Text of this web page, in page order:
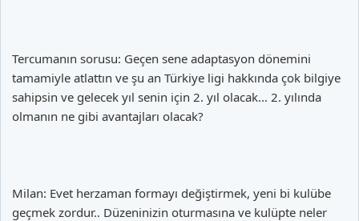
Tercumanın sorusu: Geçen sene adaptasyon dönemini
tamamiyle atlattın ve şu an Türkiye ligi hakkında çok bilgiye
sahipsin ve gelecek yıl senin için 2. yıl olacak... 2. yılında
olmanın ne gibi avantajları olacak?
Milan: Evet herzaman formayı değiştirmek, yeni bi kulübe
geçmek zordur.. Düzeninizin oturmasına ve kulüpte neler